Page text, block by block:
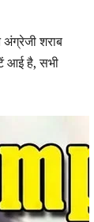
शराब
आई है, सभी